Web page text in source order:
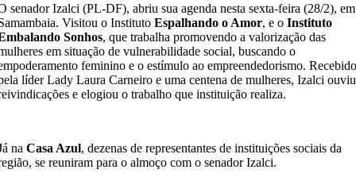
senador Izalci (PL-DF), abriu sua agenda nesta sexta-feira (28/2), em
Visitou o InstitutoEspalhando o Amor, e oInstituto
Sonhos, que trabalha promovendo a valorização das
em situação de vulnerabilidade social, buscando o
feminino e o estímulo ao empreendedorismo.
líder Lady Laura Carneiro e uma centena de mulheres, Izalci ouviu
e elogiou o trabalho que instituição realiza.
naCasa Azul, dezenas de representantes de instituições sociais da
se reuniram para o almoço com o senador Izalci.